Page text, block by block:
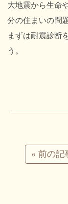
大地震から生命
分の住まいの問
まずは耐震診断
う。
« 前の記